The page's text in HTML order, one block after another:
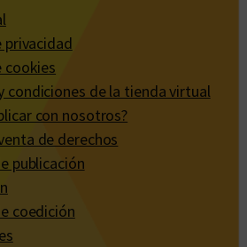
privacidad
cookies
condiciones de la tienda virtual
con nosotros?
de derechos
publicación
coedición